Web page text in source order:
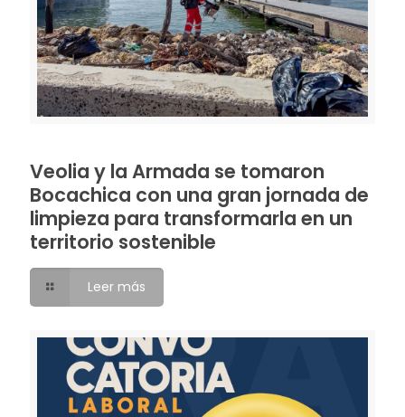
Veolia y la Armada se tomaron
Bocachica con una gran jornada de
limpieza para transformarla en un
territorio sostenible
Leer más